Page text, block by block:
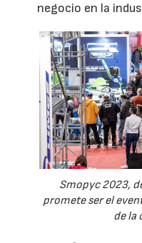
negocio en la
Smopyc 2023,
promete ser el
de la